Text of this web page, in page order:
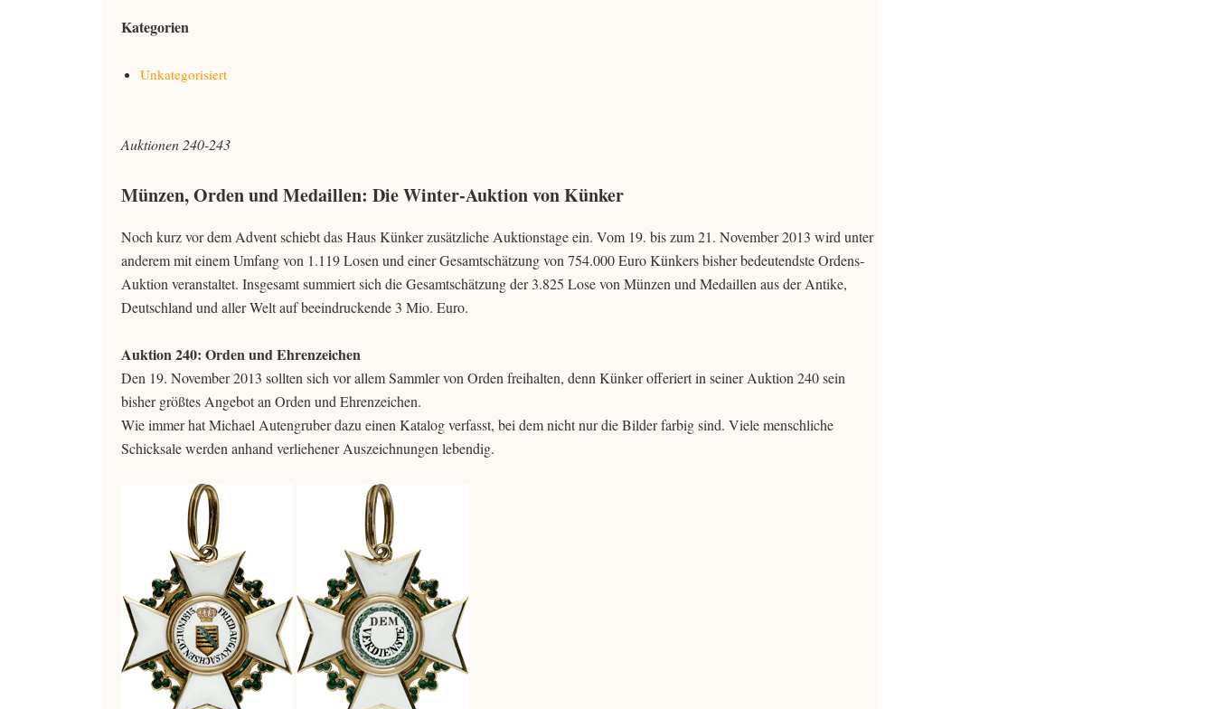
Kategorien
Unkategorisiert
Auktionen 240-243
Münzen, Orden und Medaillen: Die Winter-Auktion von Künker
Noch kurz vor dem Advent schiebt das Haus Künker zusätzliche Auktionstage ein. Vom 19. bis zum 21. November 2013 wird unter
anderem mit einem Umfang von 1.119 Losen und einer Gesamtschätzung von 754.000 Euro Künkers bisher bedeutendste Ordens-
Auktion veranstaltet. Insgesamt summiert sich die Gesamtschätzung der 3.825 Lose von Münzen und Medaillen aus der Antike,
Deutschland und aller Welt auf beeindruckende 3 Mio. Euro.
Auktion 240: Orden und Ehrenzeichen
Den 19. November 2013 sollten sich vor allem Sammler von Orden freihalten, denn Künker offeriert in seiner Auktion 240 sein
bisher größtes Angebot an Orden und Ehrenzeichen.
Wie immer hat Michael Autengruber dazu einen Katalog verfasst, bei dem nicht nur die Bilder farbig sind. Viele menschliche
Schicksale werden anhand verliehener Auszeichnungen lebendig.